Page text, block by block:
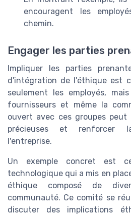
encouragent les
chemin.
Engager les parties
Impliquer les parties
d'intégration de l'éthique est
seulement les employés,
fournisseurs et même la
ouvert avec ces groupes peut
précieuses et renforcer
l'entreprise.
Un exemple concret est
technologique qui a mis en
éthique composé de
communauté. Ce comité se
discuter des implications